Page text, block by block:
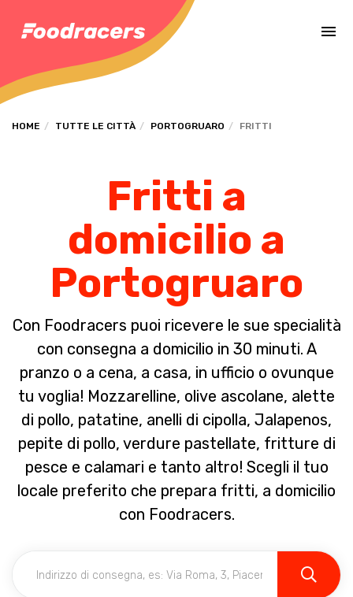
HOME TUTTE LE CITTÀ PORTOGRUARO FRITTI
Fritti a
domicilio a
Portogruaro
Con Foodracers puoi ricevere le sue specialità
con consegna a domicilio in 30 minuti. A
pranzo o a cena, a casa, in ufficio o ovunque
tu voglia! Mozzarelline, olive ascolane, alette
di pollo, patatine, anelli di cipolla, Jalapenos,
pepite di pollo, verdure pastellate, fritture di
pesce e calamari e tanto altro! Scegli il tuo
locale preferito che prepara fritti, a domicilio
con Foodracers.